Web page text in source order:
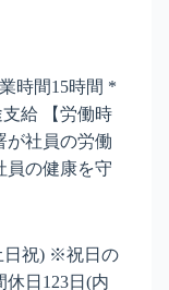
時間15時間 *
給 【労働時
が社員の労働
員の健康を守
日祝) ※祝日の
日123日(内